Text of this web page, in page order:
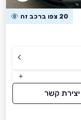
20 צפו ברכב זה
יצירת קשר